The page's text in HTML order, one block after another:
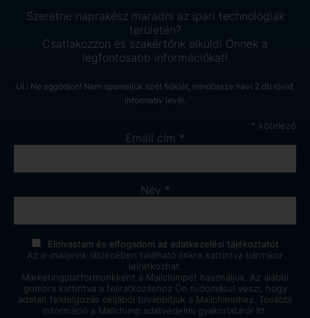
Szeretne naprakész maradni az ipari technológiák
területén?
Csatlakozzon és szakértőnk elküldi Önnek a
legfontosabb információkat!
Ui.: Ne aggódjon! Nem spameljük szét fiókját, mindössze havi 2 db rövid,
informatív levél.
* kötelező
Email cím *
Név *
Elolvastam és elfogadom az adatkezelési tájékoztatót
Az e-mailjeink láblécében található linkre kattintva bármikor
leiratkozhat.
Marketingplatformunkként a Mailchimpet használjuk. Az alábbi
gombra kattintva a feliratkozáshoz Ön tudomásul veszi, hogy
adatait feldolgozás céljából továbbítjuk a Mailchimphez. További
információ a Mailchimp adatvédelmi gyakorlatáról itt.